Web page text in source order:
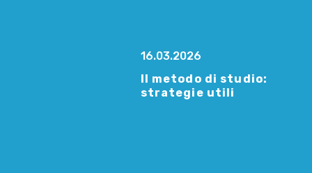
16.03.2026
Il metodo di studio:
strategie utili